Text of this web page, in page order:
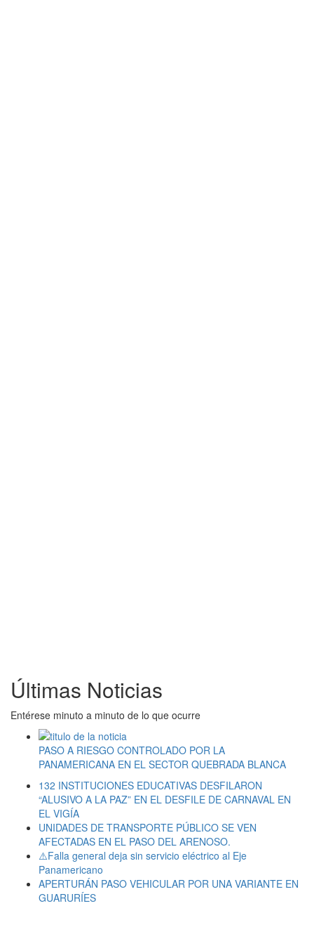
Últimas Noticias
Entérese minuto a minuto de lo que ocurre
PASO A RIESGO CONTROLADO POR LA
PANAMERICANA EN EL SECTOR QUEBRADA BLANCA
132 INSTITUCIONES EDUCATIVAS DESFILARON
“ALUSIVO A LA PAZ” EN EL DESFILE DE CARNAVAL EN
EL VIGÍA
UNIDADES DE TRANSPORTE PÚBLICO SE VEN
AFECTADAS EN EL PASO DEL ARENOSO.
⚠️Falla general deja sin servicio eléctrico al Eje
Panamericano
APERTURÁN PASO VEHICULAR POR UNA VARIANTE EN
GUARURÍES